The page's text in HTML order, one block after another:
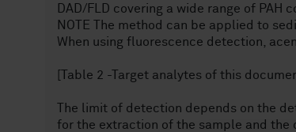
DAD/FLD covering a wide range of PAH
NOTE The method can be applied to
When using fluorescence detection,
[Table 2 -Target analytes of this
The limit of detection depends on the
for the extraction of the sample and the